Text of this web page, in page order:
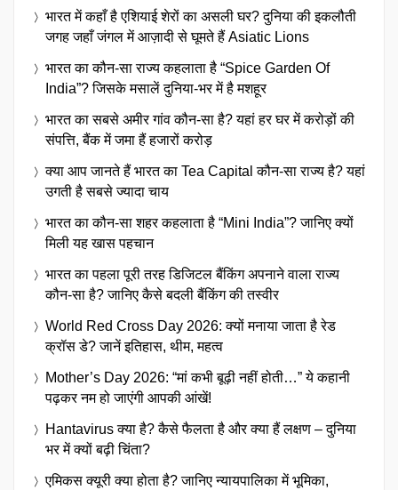
भारत में कहाँ है एशियाई शेरों का असली घर? दुनिया की इकलौती
जगह जहाँ जंगल में आज़ादी से घूमते हैं Asiatic Lions
भारत का कौन-सा राज्य कहलाता है “Spice Garden Of
India”? जिसके मसालें दुनिया-भर में है मशहूर
भारत का सबसे अमीर गांव कौन-सा है? यहां हर घर में करोड़ों की
संपत्ति, बैंक में जमा हैं हजारों करोड़
क्या आप जानते हैं भारत का Tea Capital कौन-सा राज्य है? यहां
उगती है सबसे ज्यादा चाय
भारत का कौन-सा शहर कहलाता है “Mini India”? जानिए क्यों
मिली यह खास पहचान
भारत का पहला पूरी तरह डिजिटल बैंकिंग अपनाने वाला राज्य
कौन-सा है? जानिए कैसे बदली बैंकिंग की तस्वीर
World Red Cross Day 2026: क्यों मनाया जाता है रेड
क्रॉस डे? जानें इतिहास, थीम, महत्व
Mother’s Day 2026: “मां कभी बूढ़ी नहीं होती…” ये कहानी
पढ़कर नम हो जाएंगी आपकी आंखें!
Hantavirus क्या है? कैसे फैलता है और क्या हैं लक्षण – दुनिया
भर में क्यों बढ़ी चिंता?
एमिकस क्यूरी क्या होता है? जानिए न्यायपालिका में भूमिका,